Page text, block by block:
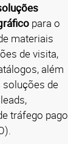
para o
materiais
de visita,
além
soluções de
tráfego pago